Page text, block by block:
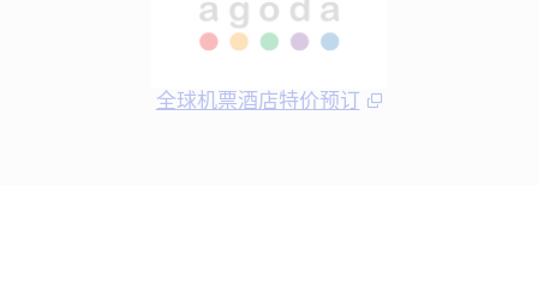
全球机票酒店特价预订